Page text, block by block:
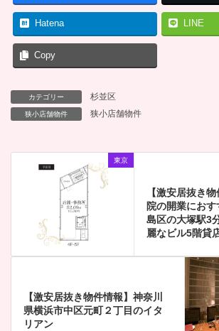
Hatena LINE
Copy
カテゴリー 杉並区
狭小店舗物件 狭小店舗物件
東京
【激安居抜き
院の開業にお
島区の大塚駅3
麗なビル5階貸
【激安居抜き物件情報】神奈川
県横浜市中区元町２丁目のイタ
リアン